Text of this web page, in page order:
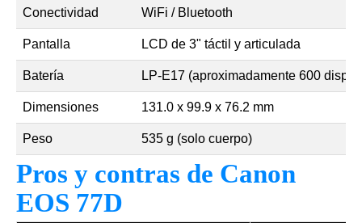
Conectividad WiFi / Bluetooth
Pantalla LCD de 3" táctil y articulada
Batería LP-E17 (aproximadamente 600
Dimensiones 131.0 x 99.9 x 76.2 mm
Peso 535 g (solo cuerpo)
Pros y contras de Canon
EOS 77D